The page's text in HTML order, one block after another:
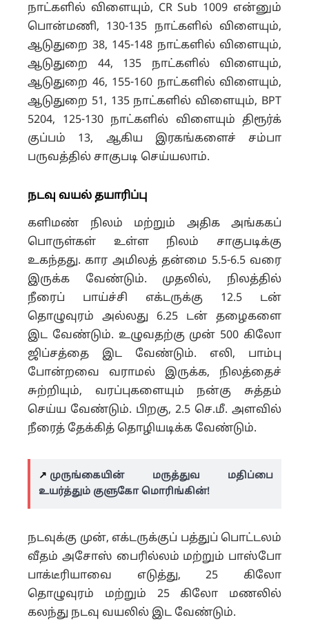
நாட்களில் விளையும், CR Sub 1009 என்னும்
பொன்மணி, 130-135 நாட்களில் விளையும்,
ஆடுதுறை 38, 145-148 நாட்களில் விளையும்,
ஆடுதுறை 44, 135 நாட்களில் விளையும்,
ஆடுதுறை 46, 155-160 நாட்களில் விளையும்,
ஆடுதுறை 51, 135 நாட்களில் விளையும், BPT
5204, 125-130 நாட்களில் விளையும் திரூர்க்
குப்பம் 13, ஆகிய இரகங்களைச் சம்பா
பருவத்தில் சாகுபடி செய்யலாம்.
நடவு வயல் தயாரிப்பு
களிமண் நிலம் மற்றும் அதிக அங்ககப்
பொருள்கள் உள்ள நிலம் சாகுபடிக்கு
உகந்தது. கார அமிலத் தன்மை 5.5-6.5 வரை
இருக்க வேண்டும். முதலில், நிலத்தில்
நீரைப் பாய்ச்சி எக்டருக்கு 12.5 டன்
தொழுவுரம் அல்லது 6.25 டன் தழைகளை
இட வேண்டும். உழுவதற்கு முன் 500 கிலோ
ஜிப்சத்தை இட வேண்டும். எலி, பாம்பு
போன்றவை வராமல் இருக்க, நிலத்தைச்
சுற்றியும், வரப்புகளையும் நன்கு சுத்தம்
செய்ய வேண்டும். பிறகு, 2.5 செ.மீ. அளவில்
நீரைத் தேக்கித் தொழியடிக்க வேண்டும்.
↗️ முருங்கையின் மருத்துவ மதிப்பை
உயர்த்தும் குளுகோ மொரிங்கின்!
நடவுக்கு முன், எக்டருக்குப் பத்துப் பொட்டலம்
வீதம் அசோஸ் பைரில்லம் மற்றும் பாஸ்போ
பாக்டீரியாவை எடுத்து, 25 கிலோ
தொழுவுரம் மற்றும் 25 கிலோ மணலில்
கலந்து நடவு வயலில் இட வேண்டும்.